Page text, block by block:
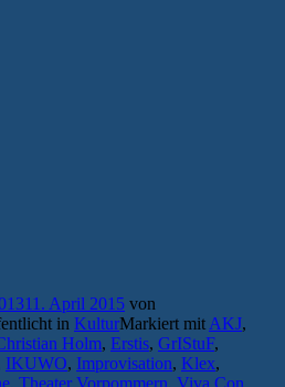
11. April 2015 von
in KulturMarkiert mit AKJ,
Holm, Erstis, GrIStuF,
IKUWO, Improvisation, Klex,
, Theater Vorpommern, Viva Con